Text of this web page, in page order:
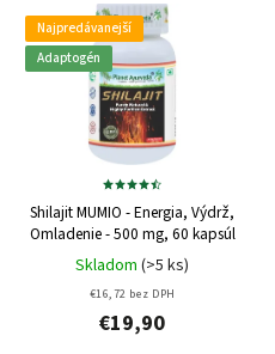
Najpredávanejší
Adaptogén
Shilajit MUMIO - Energia, Výdrž,
Omladenie - 500 mg, 60 kapsúl
Skladom (>5 ks)
€16,72 bez DPH
€19,90